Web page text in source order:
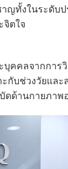
ญทั้งในระดับ
จิตใจ
คลจากการวิ
ะกับช่วงวัยแล
ด้านกายภาพ